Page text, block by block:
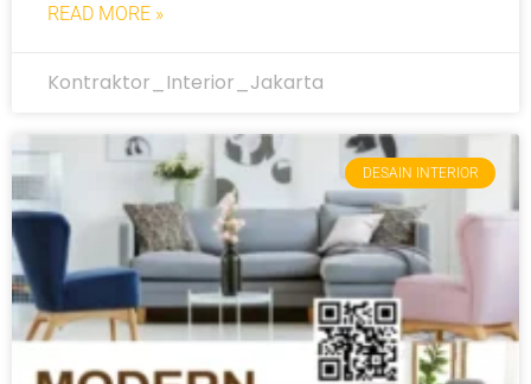
READ MORE »
Kontraktor_Interior_Jakarta
DESAIN INTERIOR